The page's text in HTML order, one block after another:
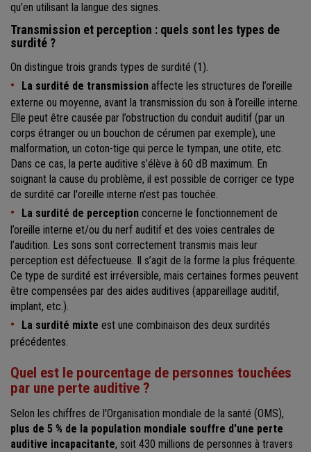
qu’en utilisant la langue des signes.
Transmission et perception : quels sont les types de
surdité ?
On distingue trois grands types de surdité (1).
La surdité de transmission affecte les structures de l’oreille
externe ou moyenne, avant la transmission du son à l’oreille interne.
Elle peut être causée par l’obstruction du conduit auditif (par un
corps étranger ou un bouchon de cérumen par exemple), une
malformation, un coton-tige qui perce le tympan, une otite, etc.
Dans ce cas, la perte auditive s’élève à 60 dB maximum. En
soignant la cause du problème, il est possible de corriger ce type
de surdité car l'oreille interne n'est pas touchée.
La surdité de perception concerne le fonctionnement de
l’oreille interne et/ou du nerf auditif et des voies centrales de
l’audition. Les sons sont correctement transmis mais leur
perception est défectueuse. Il s’agit de la forme la plus fréquente.
Ce type de surdité est irréversible, mais certaines formes peuvent
être compensées par des aides auditives (appareillage auditif,
implant, etc.).
La surdité mixte est une combinaison des deux surdités
précédentes.
Quel est le pourcentage de personnes touchées
par une perte auditive ?
Selon les chiffres de l'Organisation mondiale de la santé (OMS),
plus de 5 % de la population mondiale souffre d'une perte
auditive incapacitante, soit 430 millions de personnes à travers